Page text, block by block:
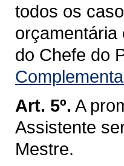
todos os
orçamentária
do Chefe do
Art. 5º. A
Assistente
Mestre.